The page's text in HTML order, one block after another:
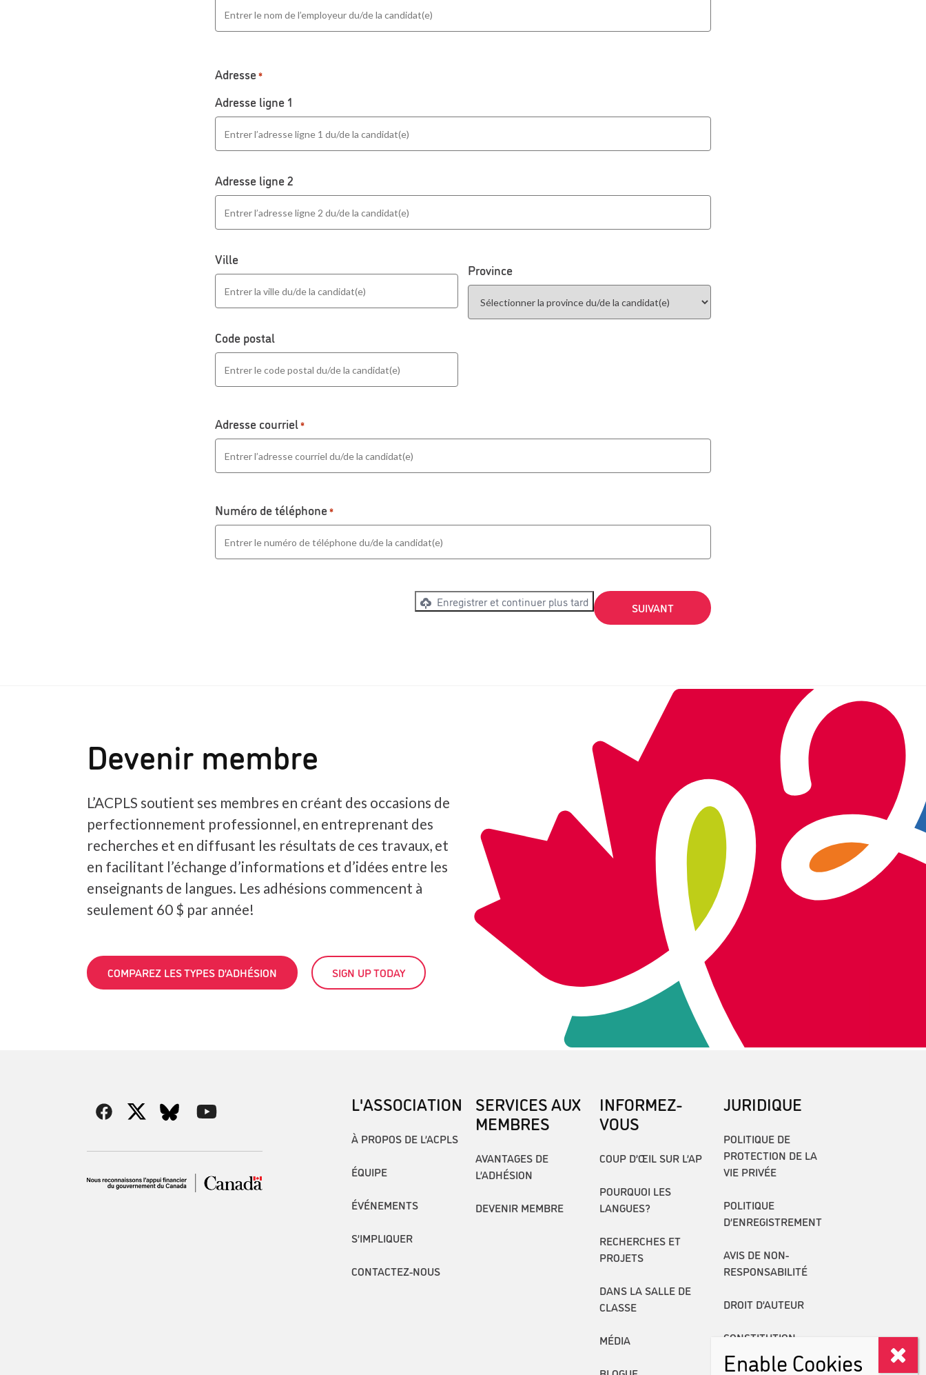
Adresse*
Adresse ligne 1
Adresse ligne 2
Ville
Province
Code postal
Adresse courriel*
Numéro de téléphone*
Enregistrer et continuer plus tard
Devenir membre
L’ACPLS soutient ses membres en créant des occasions de
perfectionnement professionnel, en entreprenant des
recherches et en diffusant les résultats de ces travaux, et
en facilitant l’échange d’informations et d’idées entre les
enseignants de langues. Les adhésions commencent à
seulement 60 $ par année!
COMPAREZ LES TYPES D’ADHÉSION SIGN UP TODAY
L'ASSOCIATION
À PROPOS DE L’ACPLS
ÉQUIPE
ÉVÉNEMENTS
S’IMPLIQUER
CONTACTEZ-NOUS
SERVICES AUX
MEMBRES
AVANTAGES DE
L’ADHÉSION
DEVENIR MEMBRE
INFORMEZ-
VOUS
COUP D’ŒIL SUR L’AP
POURQUOI LES
LANGUES?
RECHERCHES ET
PROJETS
DANS LA SALLE DE
CLASSE
MÉDIA
JURIDIQUE
POLITIQUE DE
PROTECTION DE LA
VIE PRIVÉE
POLITIQUE
D’ENREGISTREMENT
AVIS DE NON-
RESPONSABILITÉ
DROIT D’AUTEUR
CONSTITUTION
RAPPORTS ANNUELS
Enable Cookies